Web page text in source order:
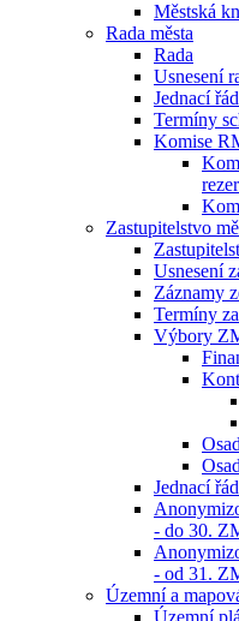
Městská
Rada města
Rada
Usnesení
Jednací
Termíny
Komise
Zastupitelstvo
Usnesení
Záznamy
Termíny
Výbory
Jednací
- do 30.
- od 31.
Územní a
Územní